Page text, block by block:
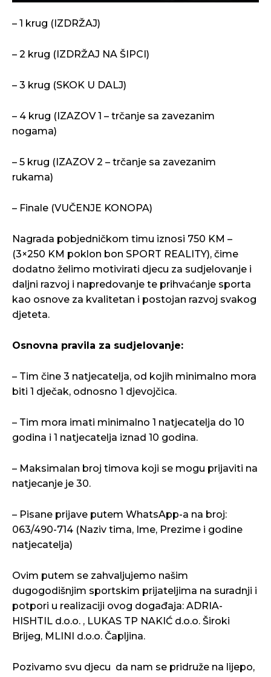
– 1 krug (IZDRŽAJ)
– 2 krug (IZDRŽAJ NA ŠIPCI)
– 3 krug (SKOK U DALJ)
– 4 krug (IZAZOV 1 – trčanje sa zavezanim
nogama)
– 5 krug (IZAZOV 2 – trčanje sa zavezanim
rukama)
– Finale (VUČENJE KONOPA)
Nagrada pobjedničkom timu iznosi 750 KM –
(3×250 KM poklon bon SPORT REALITY), čime
dodatno želimo motivirati djecu za sudjelovanje i
daljni razvoj i napredovanje te prihvaćanje sporta
kao osnove za kvalitetan i postojan razvoj svakog
djeteta.
Osnovna pravila za sudjelovanje:
– Tim čine 3 natjecatelja, od kojih minimalno mora
biti 1 dječak, odnosno 1 djevojčica.
– Tim mora imati minimalno 1 natjecatelja do 10
godina i 1 natjecatelja iznad 10 godina.
– Maksimalan broj timova koji se mogu prijaviti na
natjecanje je 30.
– Pisane prijave putem WhatsApp-a na broj:
063/490-714 (Naziv tima, Ime, Prezime i godine
natjecatelja)
Ovim putem se zahvaljujemo našim
dugogodišnjim sportskim prijateljima na suradnji i
potpori u realizaciji ovog događaja: ADRIA-
HISHTIL d.o.o. , LUKAS TP NAKIĆ d.o.o. Široki
Brijeg, MLINI d.o.o. Čapljina.
Pozivamo svu djecu da nam se pridruže na lijepo,